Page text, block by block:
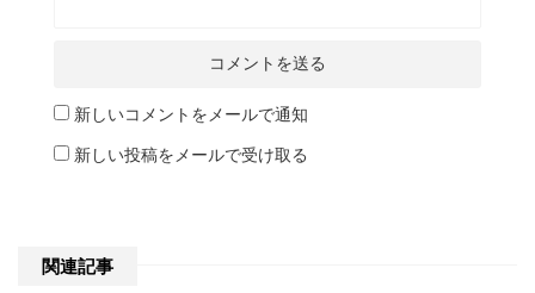
新しいコメントをメールで通知
新しい投稿をメールで受け取る
関連記事